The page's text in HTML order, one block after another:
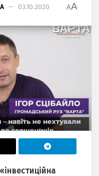
03.10.2020 AA